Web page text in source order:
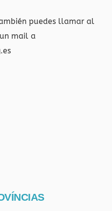
puedes llamar al
mail a